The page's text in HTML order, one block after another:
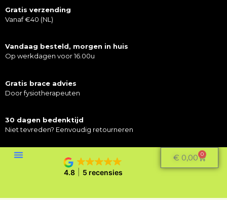
Gratis verzending
Vanaf €40 (NL)
Vandaag besteld, morgen in huis
Op werkdagen voor 16.00u
Gratis brace advies
Door fysiotherapeuten
30 dagen bedenktijd
Niet tevreden? Eenvoudig retourneren
4.8 5 recensies
€ 0,00 0